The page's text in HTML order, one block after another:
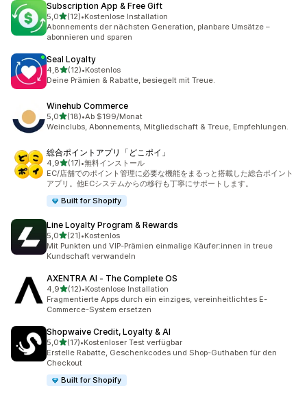
Subscription App & Free Gift
5,0von 5 Sternen
(12)
12 Rezensionen insgesamt
•Kostenlose Installation
Abonnements der nächsten Generation, planbare Umsätze –
abonnieren und sparen
Seal Loyalty
4,8von 5 Sternen
(12)
12 Rezensionen insgesamt
•Kostenlos
Deine Prämien & Rabatte, besiegelt mit Treue.
Winehub Commerce
5,0von 5 Sternen
(18)
18 Rezensionen insgesamt
•Ab $199/Monat
Weinclubs, Abonnements, Mitgliedschaft & Treue, Empfehlungen.
総合ポイントアプリ「どこポイ」
4,9von 5 Sternen
(17)
17 Rezensionen insgesamt
•無料インストール
EC/店舗でのポイント管理に必要な機能をまるっと搭載した総合ポイント
アプリ。他ECシステムからの移行も丁寧にサポートします。
Built for Shopify
Line Loyalty Program & Rewards
5,0von 5 Sternen
(21)
21 Rezensionen insgesamt
•Kostenlos
Mit Punkten und VIP-Prämien einmalige Käufer:innen in treue
Kundschaft verwandeln
AXENTRA AI ‑ The Complete OS
4,9von 5 Sternen
(12)
12 Rezensionen insgesamt
•Kostenlose Installation
Fragmentierte Apps durch ein einziges, vereinheitlichtes E-
Commerce-System ersetzen
Shopwaive Credit, Loyalty & AI
5,0von 5 Sternen
(17)
17 Rezensionen insgesamt
•Kostenloser Test verfügbar
Erstelle Rabatte, Geschenkcodes und Shop-Guthaben für den
Checkout
Built for Shopify